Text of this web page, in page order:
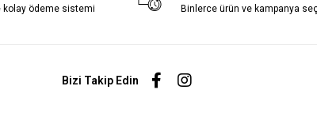
kolay ödeme sistemi Binlerce ürün ve kampanya
Bizi Takip Edin